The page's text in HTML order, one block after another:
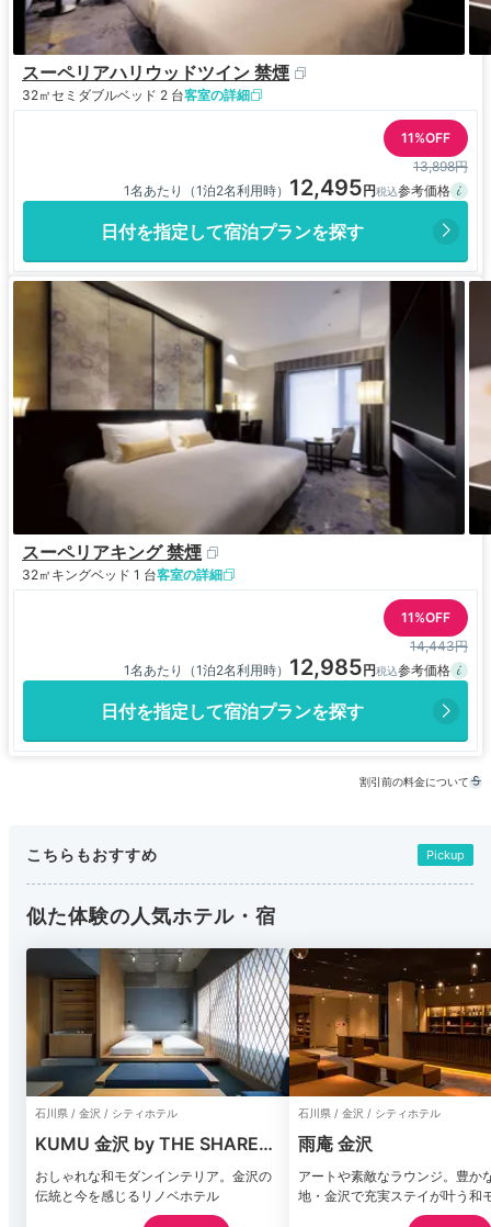
スーペリアハリウッドツイン 禁煙
32㎡セミダブルベッド 2 台客室の詳細
11%OFF
13,898円
1名あたり（1泊2名利用時） 12,495
日付を指定して宿泊プランを探す
スーペリアキング 禁煙
32㎡ キングベッド 1 台客室の詳細
11%OFF
14,443円
1名あたり（1泊2名利用時） 12,985
日付を指定して宿泊プランを探す
割引前の料金について
こちらもおすすめ Pickup
似た体験の人気ホテル・宿
石川県 / 金沢 / シティホテル
KUMU 金沢 by THE SHARE
HOTELS
おしゃれな和モダンインテリア。金沢の
伝統と今を感じるリノベホテル
石川県 / 金沢 / シティホテル
雨庵 金沢
アートや素敵なラウンジ。豊か
地・金沢で充実ステイが叶う和